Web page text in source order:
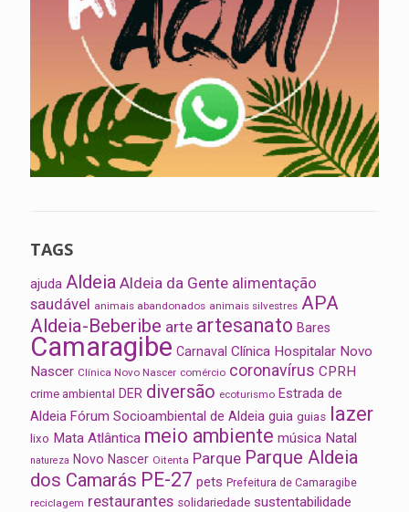
TAGS
ajuda Aldeia Aldeia da Gente alimentação
saudável animais abandonados animais silvestres APA
Aldeia-Beberibe arte artesanato Bares
Camaragibe Carnaval Clínica Hospitalar Novo
Nascer Clínica Novo Nascer comércio coronavírus CPRH
crime ambiental DER diversão ecoturismo Estrada de
Aldeia Fórum Socioambiental de Aldeia guia guias lazer
lixo Mata Atlântica meio ambiente música Natal
natureza Novo Nascer Oitenta Parque Parque Aldeia
dos Camarás PE-27 pets Prefeitura de Camaragibe
reciclagem restaurantes solidariedade sustentabilidade